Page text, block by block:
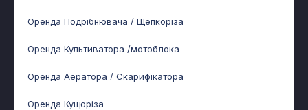
Оренда Подрібнювача / Щепкоріза
Оренда Культиватора /мотоблока
Оренда Аератора / Скарифікатора
Оренда Кущоріза